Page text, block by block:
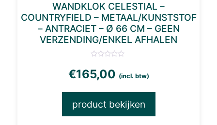
WANDKLOK CELESTIAL –
COUNTRYFIELD – METAAL/KUNSTSTOF
– ANTRACIET – Ø 66 CM – GEEN
VERZENDING/ENKEL AFHALEN
€165,00 (incl. btw)
product bekijken